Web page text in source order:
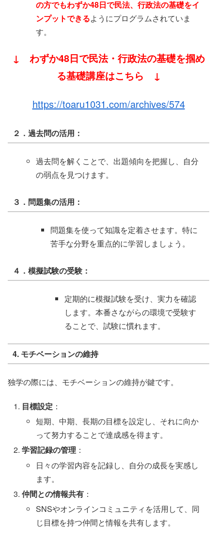
の方でもわずか48日で民法、行政法の基礎をイ
ンプットできるようにプログラムされていま
す。
↓ わずか48日で民法・行政法の基礎を掴め
る基礎講座はこちら ↓
https://toaru1031.com/archives/574
２．過去問の活用：
過去問を解くことで、出題傾向を把握し、自分
の弱点を見つけます。
３．問題集の活用：
問題集を使って知識を定着させます。特に
苦手な分野を重点的に学習しましょう。
４．模擬試験の受験：
定期的に模擬試験を受け、実力を確認
します。本番さながらの環境で受験す
ることで、試験に慣れます。
4. モチベーションの維持
独学の際には、モチベーションの維持が鍵です。
目標設定 ：
短期、中期、長期の目標を設定し、それに向か
って努力することで達成感を得ます。
学習記録の管理 ：
日々の学習内容を記録し、自分の成長を実感し
ます。
仲間との情報共有 ：
SNSやオンラインコミュニティを活用して、同
じ目標を持つ仲間と情報を共有します。